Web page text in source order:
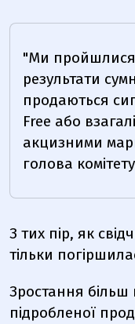
"Ми пройшлися
результати
продаються
Free або
акцизними
голова
З тих пір, як
тільки
Зростання більш
підробленої